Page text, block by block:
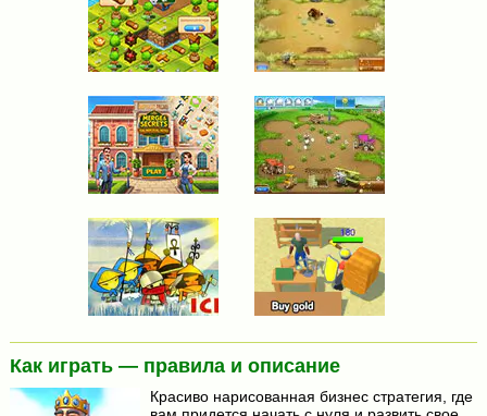
Как играть — правила и описание
Красиво нарисованная бизнес стратегия, где